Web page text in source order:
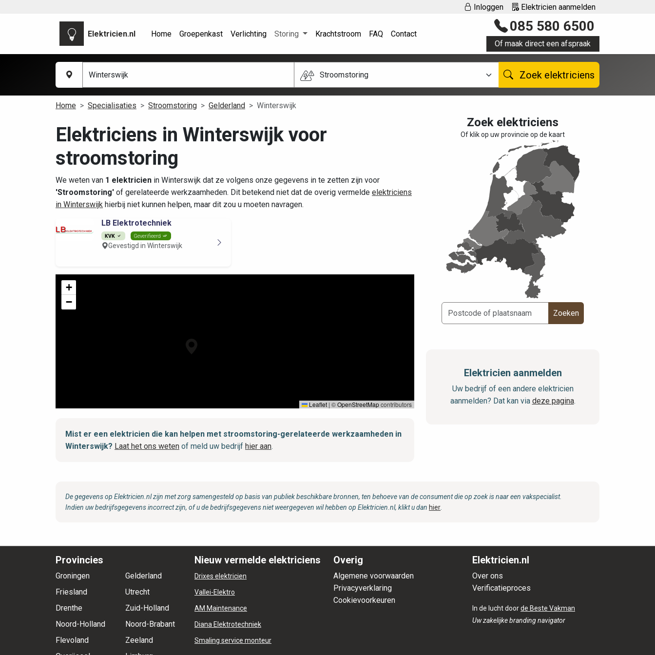
Inloggen Elektricien aanmelden
Elektricien.nl Home Groepenkast Verlichting Storing Krachtstroom FAQ Contact 085 580 6500
Of maak direct een afspraak
Stroomstoring Zoek elektriciens
Home Specialisaties Stroomstoring Gelderland Winterswijk
Elektriciens in Winterswijk voor
stroomstoring
We weten van 1 elektricien in Winterswijk dat ze volgens onze gegevens in te zetten zijn voor
'Stroomstoring' of gerelateerde werkzaamheden. Dit betekend niet dat de overig vermelde elektriciens
in Winterswijk hierbij niet kunnen helpen, maar dit zou u moeten navragen.
LB Elektrotechniek
KVK Geverifieerd
Gevestigd in Winterswijk
+
−
Leaflet | ©OpenStreetMapcontributors
Mist er een elektricien die kan helpen met stroomstoring-gerelateerde werkzaamheden in
Winterswijk? Laat het ons weten of meld uw bedrijf hier aan.
Zoek elektriciens
Of klik op uw provincie op de kaart
Zoeken
Elektricien aanmelden
Uw bedrijf of een andere elektricien
aanmelden? Dat kan via deze pagina.
De gegevens op Elektricien.nl zijn met zorg samengesteld op basis van publiek beschikbare bronnen, ten behoeve van de consument die op zoek is naar een vakspecialist.
Indien uw bedrijfsgegevens incorrect zijn, of u de bedrijfsgegevens niet weergegeven wil hebben op Elektricien.nl, klikt u dan hier
Provincies
Groningen
Friesland
Drenthe
Noord-Holland
Flevoland
Gelderland
Utrecht
Zuid-Holland
Noord-Brabant
Zeeland
Nieuw vermelde elektriciens
Drixes elektricien
Vallei-Elektro
AM Maintenance
Diana Elektrotechniek
Smaling service monteur
Overig
Algemene voorwaarden
Privacyverklaring
Cookievoorkeuren
Elektricien.nl
Over ons
Verificatieproces
In de lucht doorde Beste Vakman
Uw zakelijke branding navigator